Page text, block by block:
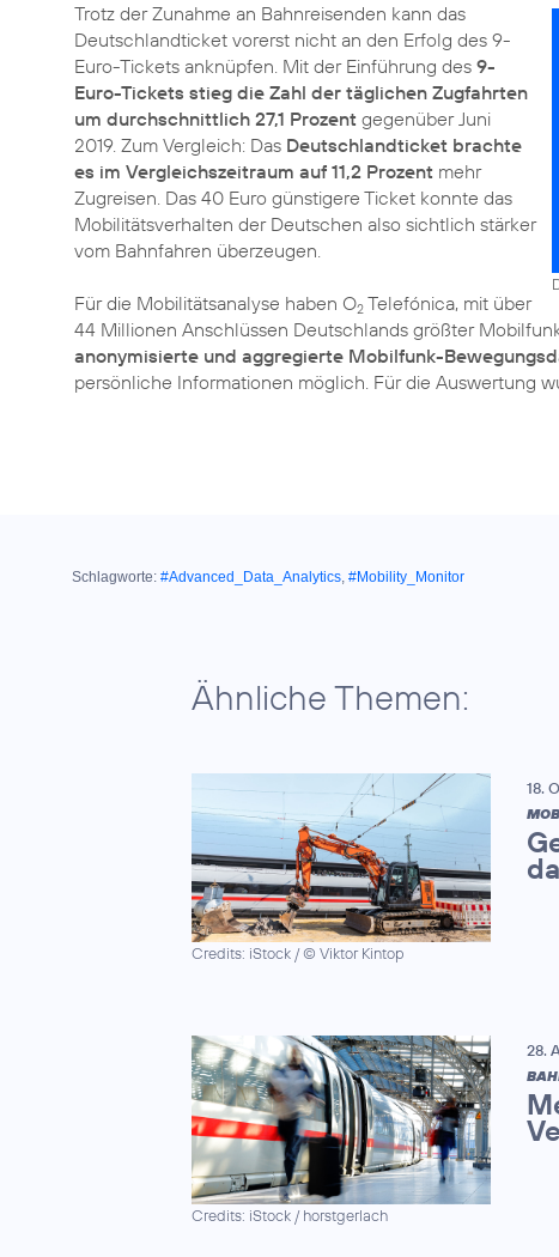
Trotz der Zunahme an Bahnreisenden kann das
Deutschlandticket vorerst nicht an den Erfolg des 9-
Euro-Tickets anknüpfen. Mit der Einführung des 9-
Euro-Tickets stieg die Zahl der täglichen Zugfahrten
um durchschnittlich 27,1 Prozent gegenüber Juni
2019. Zum Vergleich: Das Deutschlandticket brachte
es im Vergleichszeitraum auf 11,2 Prozent mehr
Zugreisen. Das 40 Euro günstigere Ticket konnte das
Mobilitätsverhalten der Deutschen also sichtlich stärker
vom Bahnfahren überzeugen.
Für die Mobilitätsanalyse haben O2 Telefónica, mit über
44 Millionen Anschlüssen Deutschlands größter
anonymisierte und aggregierte Mobilfunk-
persönliche Informationen möglich. Für die Auswertung
Schlagworte: #Advanced_Data_Analytics, #Mobility_Monitor
Ähnliche Themen:
Credits: iStock / © Viktor Kintop
18.
Credits: iStock / horstgerlach
28.